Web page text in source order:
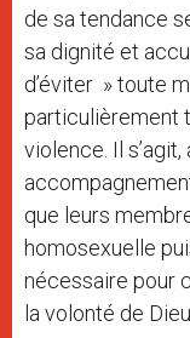
de sa tendance
sa dignité et
d’éviter » toute
particulièrement
violence. Il s’agit,
que leurs
homosexuelle
nécessaire pour
la volonté de